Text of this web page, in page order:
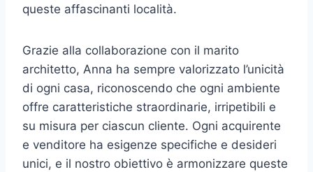
queste affascinanti località.
Grazie alla collaborazione con il marito
architetto, Anna ha sempre valorizzato l’unicità
di ogni casa, riconoscendo che ogni ambiente
offre caratteristiche straordinarie, irripetibili e
su misura per ciascun cliente. Ogni acquirente
e venditore ha esigenze specifiche e desideri
unici, e il nostro obiettivo è armonizzare queste